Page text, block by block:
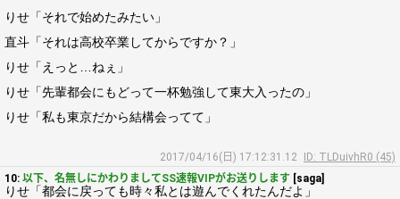
りせ「それで始めたみたい」
直斗「それは高校卒業してからですか？」
りせ「えっと…ねぇ」
りせ「先輩都会にもどって一杯勉強して東大入ったの」
りせ「私も東京だから結構会ってて」
2017/04/16(日) 17:12:31.12
ID: TLDuivhR0 (45)
10: 以下、名無しにかわりましてSS速報VIPがお送りします [saga]
りせ「都会に戻っても時々私とは遊んでくれたんだよ」